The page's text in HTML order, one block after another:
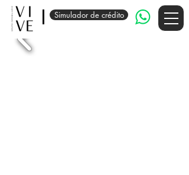
Simulador de crédito